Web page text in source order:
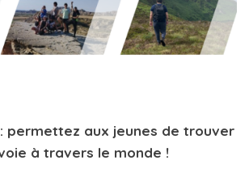
: permettez aux jeunes de trouver
à travers le monde !